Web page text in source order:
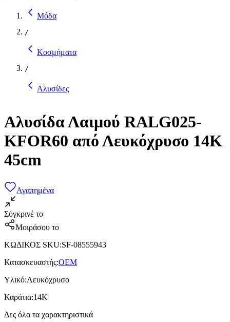
Μόδα
/
Κοσμήματα
/
Αλυσίδες
Αλυσίδα Λαιμού RALG025-
KFOR60 από Λευκόχρυσο 14K
45cm
Αγαπημένα
Σύγκρινέ το
Μοιράσου το
ΚΩΔΙΚΟΣ SKU:SF-08555943
Κατασκευαστής:OEM
Υλικό:Λευκόχρυσο
Καράτια:14Κ
Δες όλα τα χαρακτηριστικά